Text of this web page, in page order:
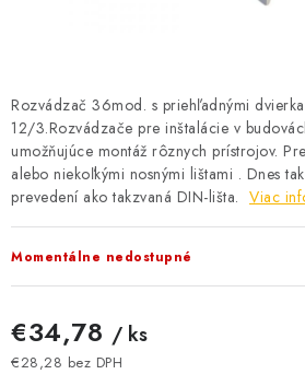
OBCHOD
ÚLOŽNÝ MATERIÁL
ZÁSUVKY A VYPÍNAČE
DOMÁCNOSŤ
ELEKTROMEROVÉ ROZVÁDZAČE
Rozvádzač 36mod. s priehľadnými
12/3.Rozvádzače pre inštalácie v
umožňujúce montáž rôznych prístrojov.
alebo niekoľkými nosnými lištami . Dnes
prevedení ako takzvaná DIN-lišta. Viac
Momentálne nedostupné
€34,78 / ks
€28,28 bez DPH